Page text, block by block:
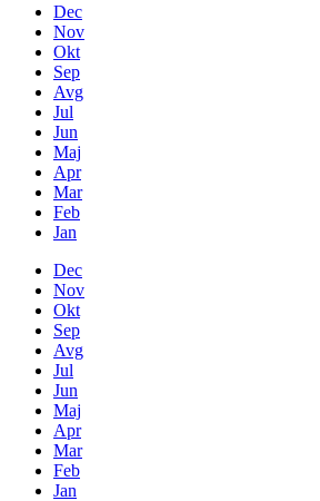
Dec
Nov
Okt
Sep
Avg
Jul
Jun
Maj
Apr
Mar
Feb
Jan
Dec
Nov
Okt
Sep
Avg
Jul
Jun
Maj
Apr
Mar
Feb
Jan